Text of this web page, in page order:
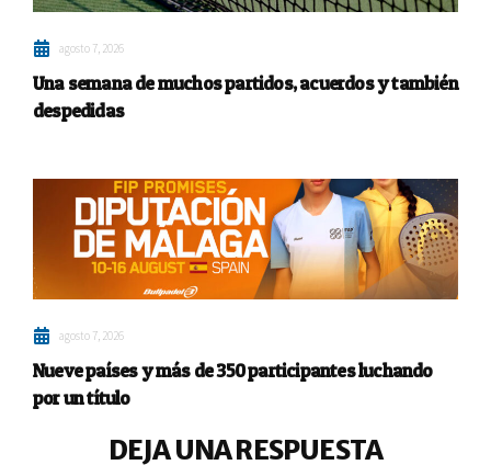
agosto 7, 2026
Una semana de muchos partidos, acuerdos y también
despedidas
agosto 7, 2026
Nueve países y más de 350 participantes luchando
por un título
DEJA UNA RESPUESTA